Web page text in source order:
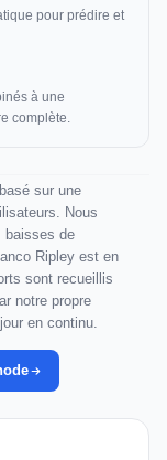
pour prédire et
à une
complète.
sur une
Nous
baisses de
Ripley est en
sont recueillis
notre propre
en continu.